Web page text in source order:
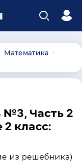
Математика ∙
№3, Часть 2
класс:
из решебника)